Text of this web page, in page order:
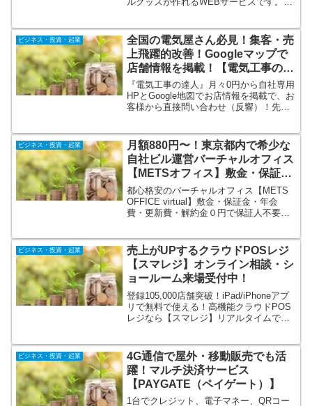
ッズが作れます。もちろん画像制作や編
集ソフトも必要なくスマホ・タブレッ
ト・パソコン一つで簡単に作成可能。
ビジネス・投資・起業
全国の電気屋さん必見！集客・売
上飛躍的改善！Googleマップで
店舗情報を掲載！【電気工事の達
人】
『電気工事の達人』月々0円から自社専用
HPとGoogle地図でお店情報を掲載で、お
客様から直接問い合わせ（反響）！先着
ませんか？仕事が少なくて新規案件が欲
しい！お客様の新規開拓がしたい方へ！
ビジネス・投資・起業
月額880円〜！東京都内で希少な
自社ビル運営バーチャルオフィス
【METSオフィス】敷金・保証
金・年会費・更新費・解約金０円
で保証人不要！
都心格安のバーチャルオフィス【METS
OFFICE virtual】敷金・保証金・年会
費・更新費・解約金０円で保証人不要。
ます。都心に格安でバーチャルオフィス
を利用したい方は是非お申込み下さい。
ビジネス・投資・起業
売上がUPするクラウドPOSレジ
【スマレジ】オンライン相談・シ
ョールーム来場受付中！
登録105,000店舗突破！iPad/iPhoneアプ
リで無料で使える！高機能クラウドPOS
レジなら【スマレジ】リアルタイムで売
ン相談・ショールーム来場受付中！
ビジネス・投資・起業
4G通信で屋外・移動販売でも活
躍！マルチ決済サービス
【PAYGATE（ペイゲート）】
1台でクレジット、電子マネー、QRコー